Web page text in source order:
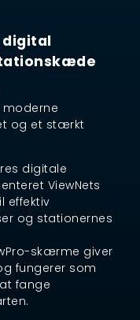
digital
og et stærkt
digitale
ViewNets
effektiv
og stationernes
skærme giver
fungerer som
fange